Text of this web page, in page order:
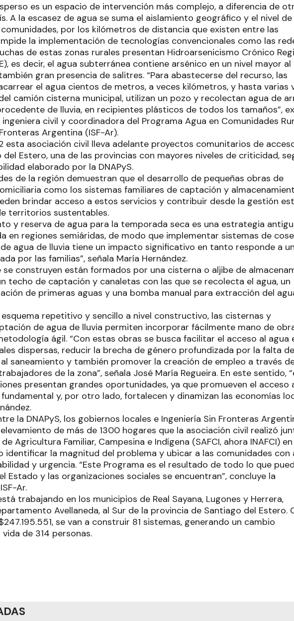
es un espacio de intervención más complejo, a diferencia de
A la escasez de agua se suma el aislamiento geográfico y el nivel de
por los kilómetros de distancia que existen entre las
la implementación de tecnologías convencionales como las
de estas zonas rurales presentan Hidroarsenicismo Crónico
es decir, el agua subterránea contiene arsénico en un nivel mayor al
gran presencia de salitres. “Para abastecerse del recurso, las
el agua cientos de metros, a veces kilómetros, y hasta varias
camión cisterna municipal, utilizan un pozo y recolectan agua de
de lluvia, en recipientes plásticos de todos los tamaños”,
ingeniera civil y coordinadora del Programa Agua en Comunidades
Argentina (ISF-Ar).
esta asociación civil lleva adelante proyectos comunitarios de
del Estero, una de las provincias con mayores niveles de criticidad,
elaborado por la DNAPyS.
de la región demuestran que el desarrollo de pequeñas obras de
como los sistemas familiares de captación y
brindar acceso a estos servicios y contribuir desde la gestión
territorios sustentables.
y reserva de agua para la temporada seca es una estrategia
en regiones semiáridas, de modo que implementar sistemas de
agua de lluvia tiene un impacto significativo en tanto responde a
por las familias”, señala María Hernández.
se construyen están formados por una cisterna o aljibe de
techo de captación y canaletas con las que se recolecta el agua, un
de primeras aguas y una bomba manual para extracción del
repetitivo y sencillo a nivel constructivo, las cisternas y
de agua de lluvia permiten incorporar fácilmente mano de
ágil. “Con estas obras se busca facilitar el acceso al agua
dispersas, reducir la brecha de género profundizada por la falta de
saneamiento y también promover la creación de empleo a través
de la zona”, señala José María Regueira. En este sentido,
presentan grandes oportunidades, ya que promueven el acceso
y, por otro lado, fortalecen y dinamizan las economías
la DNAPyS, los gobiernos locales e Ingeniería Sin Fronteras
de más de 1300 hogares que la asociación civil realizó
Agricultura Familiar, Campesina e Indígena (SAFCI, ahora INAFCI) en
identificar la magnitud del problema y ubicar a las comunidades con
y urgencia. “Este Programa es el resultado de todo lo que
Estado y las organizaciones sociales se encuentran”, concluye la
Ar.
trabajando en los municipios de Real Sayana, Lugones y Herrera,
Avellaneda, al Sur de la provincia de Santiago del Estero.
se van a construir 81 sistemas, generando un cambio
de 314 personas.